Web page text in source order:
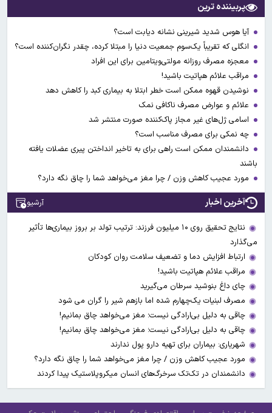
پربیننده ترین
آیا هوس شدید شیرینی نشانه دیابت است؟
انگلی که تقریباً یک‌سوم جمعیت دنیا را مبتلا کرده، چقدر نگران‌کننده است؟
معجزه مصرف روزانه مولتی‌ویتامین برای این افراد
مراقب علائم هپاتیت باشید!
نوشیدن قهوه ممکن است خطر ابتلا به بیماری کبد را کاهش دهد
علائم و عوارض مصرف ناکافی نمک
اسامی ژل‌های غیر مجاز پاک‌کننده صورت منتشر شد
چه نمکی برای مصرف مناسب است؟
دانشمندان ممکن است راهی برای به تاخیر انداختن پیری عضلات یافته
باشند
مورد عجیب کاهش وزن / چرا مغز می‌خواهد شما را چاق نگه دارد؟
آخرین اخبار آرشیو
نتایج تحقیق روی ۱۰ میلیون فرزند: ترتیب تولد بر بروز بیماری‌ها تأثیر
می‌گذارد
ارتباط افزایش دما و تضعیف سلامت روان کودکان
مراقب علائم هپاتیت باشید!
چای داغ بنوشید سرطان می‌گیرید
مصرف لبنیات یک‌چهارم شده اما بازهم شیر را گران می‌ شود
چاقی به دلیل بی‌ارادگی نیست؛ مغز می‌خواهد چاق بمانیم!
چاقی به دلیل بی‌ارادگی نیست؛ مغز می‌خواهد چاق بمانیم!
شهریاری: بیماران برای تهیه دارو پول ندارند
مورد عجیب کاهش وزن / چرا مغز می‌خواهد شما را چاق نگه دارد؟
دانشمندان در تک‌تک سرخرگ‌های انسان میکروپلاستیک پیدا کردند